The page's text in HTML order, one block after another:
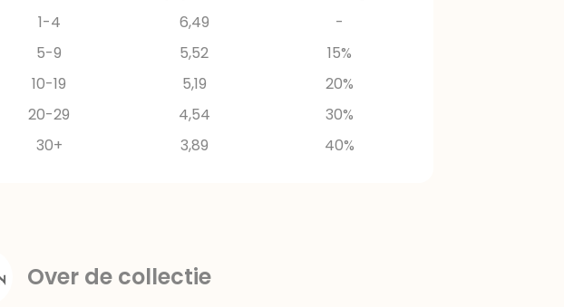
1-4
6,49
-
5-9
5,52
15%
10-19
5,19
20%
20-29
4,54
30%
30+
3,89 40%
Over de collectie